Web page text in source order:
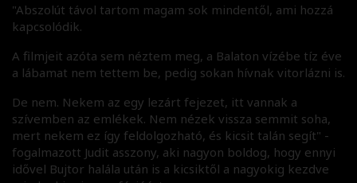
"Abszolút távol tartom magam sok mindentől, ami hozzá
kapcsolódik.
A filmjeit azóta sem néztem meg, a Balaton vízébe tíz éve
a lábamat nem tettem be, pedig sokan hívnak vitorlázni is.
De nem. Nekem az egy lezárt fejezet, itt vannak a
szívemben az emlékek. Nem nézek vissza semmit soha,
mert nekem ez így feldolgozható, és kicsit talán segít" -
fogalmazott Judit asszony, aki nagyon boldog, hogy ennyi
idővel Bujtor halála után is a kicsiktől a nagyokig kezdve